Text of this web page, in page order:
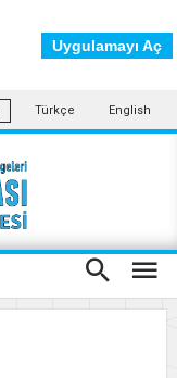
Türkçe English
Uygulamayı Aç